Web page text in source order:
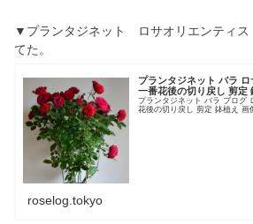
▼プランタジネット ロサオリエンティ
てた。
プランタジネット バラ
一番花後の切り戻し 剪定
プランタジネット バラ ブログ
花後の切り戻し 剪定 鉢植え 画
roselog.tokyo